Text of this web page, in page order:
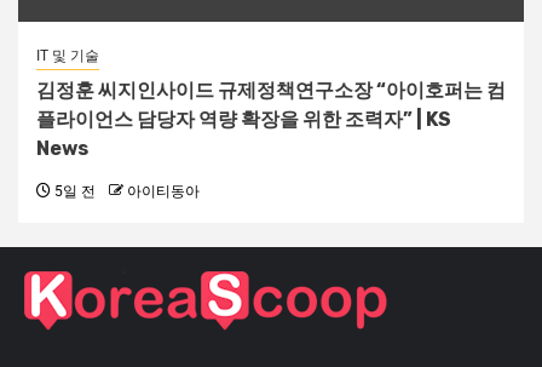
IT 및 기술
김정훈 씨지인사이드 규제정책연구소장 “아이호퍼는 컴
플라이언스 담당자 역량 확장을 위한 조력자” | KS
News
5일 전 아이티동아